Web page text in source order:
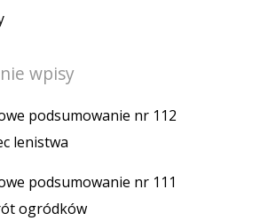
wpisy
podsumowanie nr 112
lenistwa
podsumowanie nr 111
ogródków